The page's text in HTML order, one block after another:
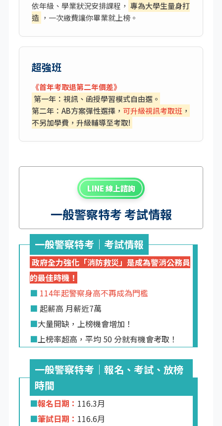
依年級、學業狀況安排課程， 專為大學生量身打
造 ，一次繳費讓你畢業就上榜。
超強班
《首年考取退第二年價差》
第一年：視訊、函授學習模式自由選。
第二年：AB方案彈性選擇， 可升級視訊考取班，
不另加學費，升級輔導至考取!
LINE 線上諮詢
一般警察特考 考試情報
一般警察特考｜考試情報
政府全力強化「消防救災」是成為警消公務員
的最佳時機！
■ 114年起警察身高不再成為門檻
■ 起薪高 月薪近7萬
■大量開缺，上榜機會增加！
■上榜率超高，平均 50 分就有機會考取！
一般警察特考｜報名、考試、放榜
時間
■報名日期： 116.3月
■筆試日期： 116.6月